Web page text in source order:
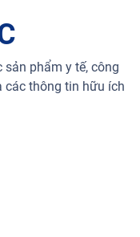
phẩm y tế, công
các thông tin hữu ích